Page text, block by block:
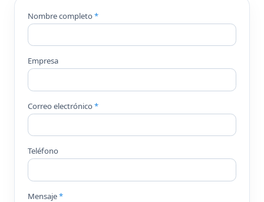
Nombre completo*
Empresa
Correo electrónico*
Teléfono
Mensaje*